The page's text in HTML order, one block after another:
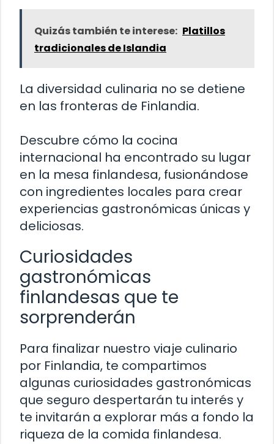
Quizás también te interese: Platillos
tradicionales de Islandia
La diversidad culinaria no se detiene
en las fronteras de Finlandia.
Descubre cómo la cocina
internacional ha encontrado su lugar
en la mesa finlandesa, fusionándose
con ingredientes locales para crear
experiencias gastronómicas únicas y
deliciosas.
Curiosidades
gastronómicas
finlandesas que te
sorprenderán
Para finalizar nuestro viaje culinario
por Finlandia, te compartimos
algunas curiosidades gastronómicas
que seguro despertarán tu interés y
te invitarán a explorar más a fondo la
riqueza de la comida finlandesa.